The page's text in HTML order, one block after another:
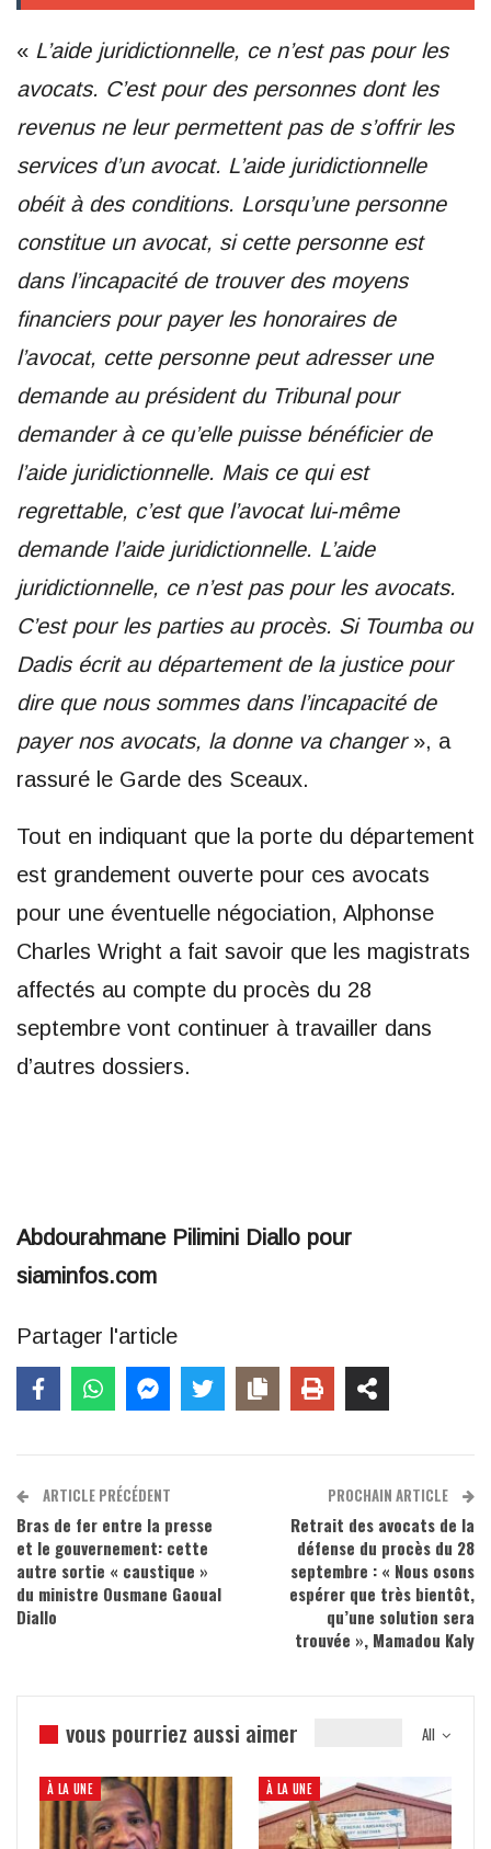
« L’aide juridictionnelle, ce n’est pas pour les
avocats. C’est pour des personnes dont les
revenus ne leur permettent pas de s’offrir les
services d’un avocat. L’aide juridictionnelle
obéit à des conditions. Lorsqu’une personne
constitue un avocat, si cette personne est
dans l’incapacité de trouver des moyens
financiers pour payer les honoraires de
l’avocat, cette personne peut adresser une
demande au président du Tribunal pour
demander à ce qu’elle puisse bénéficier de
l’aide juridictionnelle. Mais ce qui est
regrettable, c’est que l’avocat lui-même
demande l’aide juridictionnelle. L’aide
juridictionnelle, ce n’est pas pour les avocats.
C’est pour les parties au procès. Si Toumba ou
Dadis écrit au département de la justice pour
dire que nous sommes dans l’incapacité de
payer nos avocats, la donne va changer», a
rassuré le Garde des Sceaux.
Tout en indiquant que la porte du département
est grandement ouverte pour ces avocats
pour une éventuelle négociation, Alphonse
Charles Wright a fait savoir que les magistrats
affectés au compte du procès du 28
septembre vont continuer à travailler dans
d’autres dossiers.
Abdourahmane Pilimini Diallo pour
siaminfos.com
Partager l'article
ARTICLE PRÉCÉDENT
Bras de fer entre la presse
et le gouvernement: cette
autre sortie « caustique »
du ministre Ousmane Gaoual
Diallo
PROCHAIN ARTICLE
Retrait des avocats de la
défense du procès du 28
septembre : « Nous osons
espérer que très bientôt,
qu’une solution sera
trouvée », Mamadou Kaly
All
vous pourriez aussi aimer
À LA UNE À LA UNE